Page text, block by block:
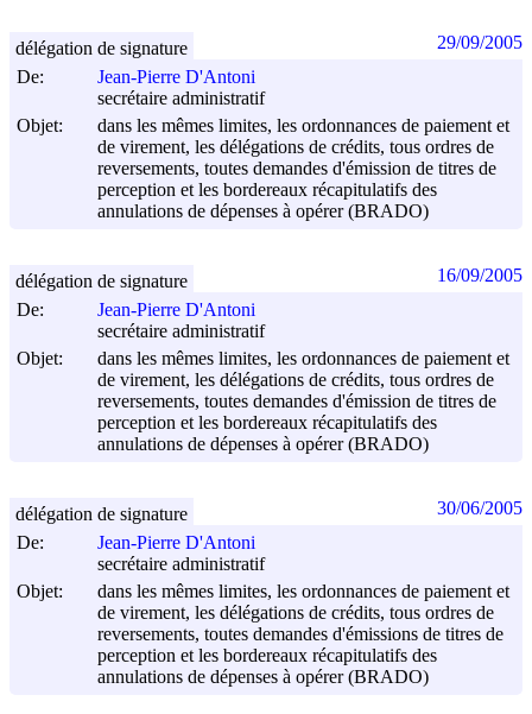
De:
Jean-Pierre D'Antoni
secrétaire administratif
Objet:
dans les mêmes limites, les ordonnances de paiement et
de virement, les délégations de crédits, tous ordres de
reversements, toutes demandes d'émission de titres de
perception et les bordereaux récapitulatifs des
annulations de dépenses à opérer (BRADO)
délégation de signature 29/09/2005
De:
Jean-Pierre D'Antoni
secrétaire administratif
Objet:
dans les mêmes limites, les ordonnances de paiement et
de virement, les délégations de crédits, tous ordres de
reversements, toutes demandes d'émission de titres de
perception et les bordereaux récapitulatifs des
annulations de dépenses à opérer (BRADO)
délégation de signature 16/09/2005
De:
Jean-Pierre D'Antoni
secrétaire administratif
Objet:
dans les mêmes limites, les ordonnances de paiement et
de virement, les délégations de crédits, tous ordres de
reversements, toutes demandes d'émissions de titres de
perception et les bordereaux récapitulatifs des
annulations de dépenses à opérer (BRADO)
délégation de signature 30/06/2005